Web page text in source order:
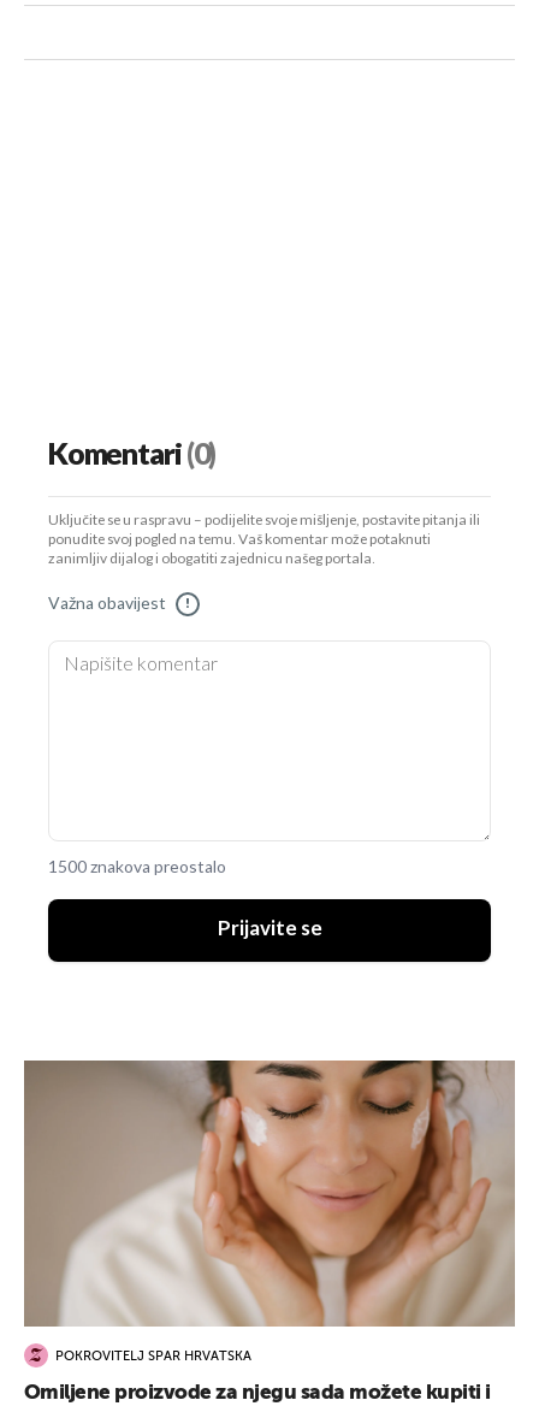
Komentari(0)
Uključite se u raspravu – podijelite svoje mišljenje, postavite pitanja ili
ponudite svoj pogled na temu. Vaš komentar može potaknuti
zanimljiv dijalog i obogatiti zajednicu našeg portala.
Važna obavijest !
1500 znakova preostalo
Prijavite se
POKROVITELJ SPAR HRVATSKA
Omiljene proizvode za njegu sada možete kupiti i